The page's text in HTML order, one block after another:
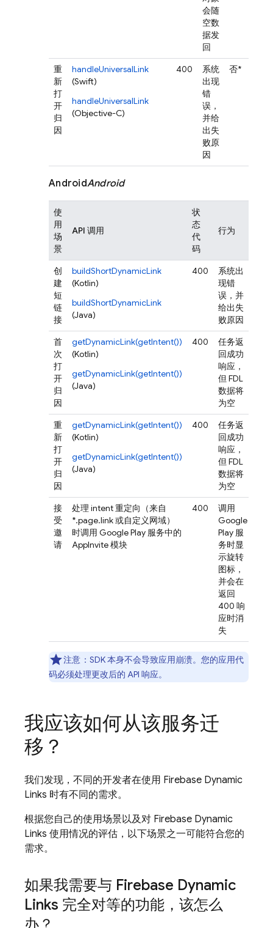
会随
空数
据发
回
重
新
打
开
归
因
handleUniversalLink
(Swift)
handleUniversalLink
(Objective-C)
400
系统
出现
错
误，
并给
出失
败原
因
否*
AndroidAndroid
使
用
场
景
API 调用
状
态
代
码
行为
创
建
短
链
接
buildShortDynamicLink
(Kotlin)
buildShortDynamicLink
(Java)
400
系统出
现错
误，并
给出失
败原因
首
次
打
开
归
因
getDynamicLink(getIntent())
(Kotlin)
getDynamicLink(getIntent())
(Java)
400
任务返
回成功
响应，
但 FDL
数据将
为空
重
新
打
开
归
因
getDynamicLink(getIntent())
(Kotlin)
getDynamicLink(getIntent())
(Java)
400
任务返
回成功
响应，
但 FDL
数据将
为空
接
受
邀
请
处理 intent 重定向（来自
*.page.link 或自定义网域）
时调用 Google Play 服务中的
AppInvite 模块
400
调用
Google
Play 服
务时显
示旋转
图标，
并会在
返回
400 响
应时消
失
注意 ：SDK 本身不会导致应用崩溃。您的应用代
码必须处理更改后的 API 响应。
我应该如何从该服务迁
移？
我们发现，不同的开发者在使用 Firebase Dynamic
Links 时有不同的需求。
根据您自己的使用场景以及对 Firebase Dynamic
Links 使用情况的评估，以下场景之一可能符合您的
需求。
如果我需要与 Firebase Dynamic
Links 完全对等的功能，该怎么
办？